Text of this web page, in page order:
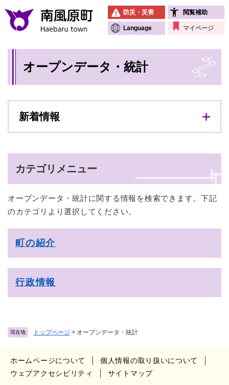
メニューを飛ばして本文へ
防災・災害 閲覧補助
Language マイページ
現在地 トップページ > オープンデータ・統計
オープンデータ・統計
新着情報
カテゴリメニュー
オープンデータ・統計に関する情報を検索できます。下記
のカテゴリより選択してください。
町の紹介
行政情報
ホームページについて
個人情報の取り扱いについて
ウェブアクセシビリティ
サイトマップ